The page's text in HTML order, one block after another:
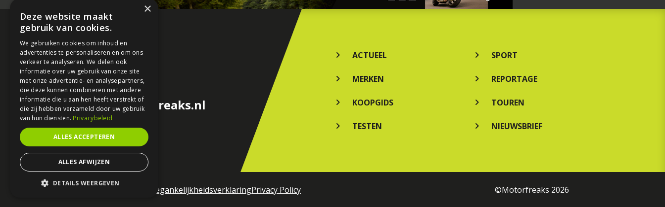
redactie@motorfreaks.nl
ACTUEEL
MERKEN
KOOPGIDS
TESTEN
SPORT
REPORTAGE
TOUREN
NIEUWSBRIEF
ToegankelijkheidsverklaringPrivacy Policy ©Motorfreaks 2026
×
Deze website maakt
gebruik van cookies.
We gebruiken cookies om inhoud en
advertenties te personaliseren en om ons
verkeer te analyseren. We delen ook
informatie over uw gebruik van onze site
met onze advertentie- en analysepartners,
die deze kunnen combineren met andere
informatie die u aan hen heeft verstrekt of
die zij hebben verzameld door uw gebruik
van hun diensten. Privacybeleid
ALLES ACCEPTEREN
ALLES AFWIJZEN
DETAILS WEERGEVEN